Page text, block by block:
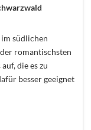
südlichen
romantischsten
die es zu
besser geeignet